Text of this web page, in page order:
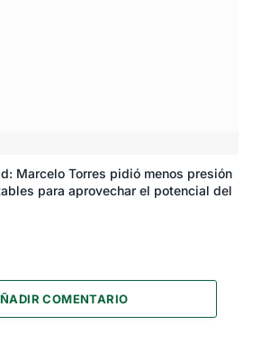
Marcelo Torres pidió menos presión
para aprovechar el potencial del
COMENTARIO